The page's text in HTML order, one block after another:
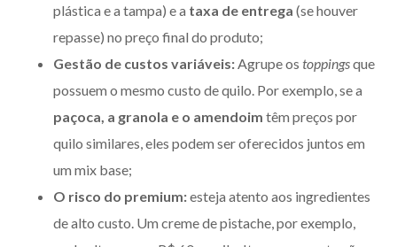
plástica e a tampa) e a taxa de entrega (se houver
repasse) no preço final do produto;
Gestão de custos variáveis: Agrupe os toppingsque
possuem o mesmo custo de quilo. Por exemplo, se a
paçoca, a granola e o amendoim têm preços por
quilo similares, eles podem ser oferecidos juntos em
um mix base;
O risco do premium:esteja atento aos ingredientes
de alto custo. Um creme de pistache, por exemplo,